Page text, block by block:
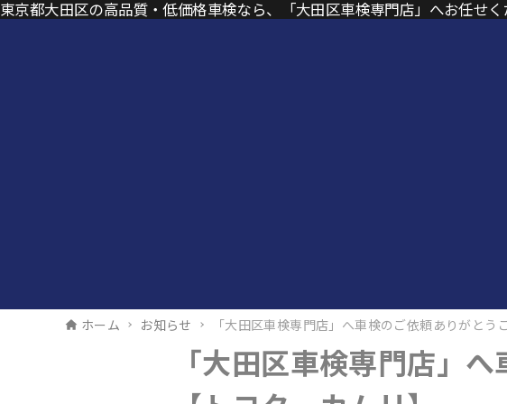
東京都大田区の高品質・低価格車検なら、「大田区車検専門店」へお任せく
ホーム お知らせ 「大田区車検専門店」へ車検のご依頼ありがと
「大田区車検専門店」